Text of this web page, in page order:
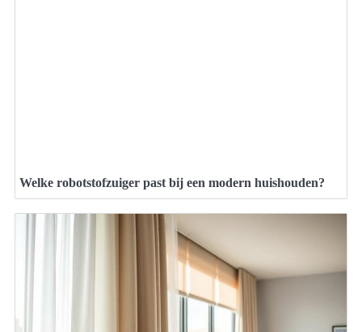
Welke robotstofzuiger past bij een modern huishouden?